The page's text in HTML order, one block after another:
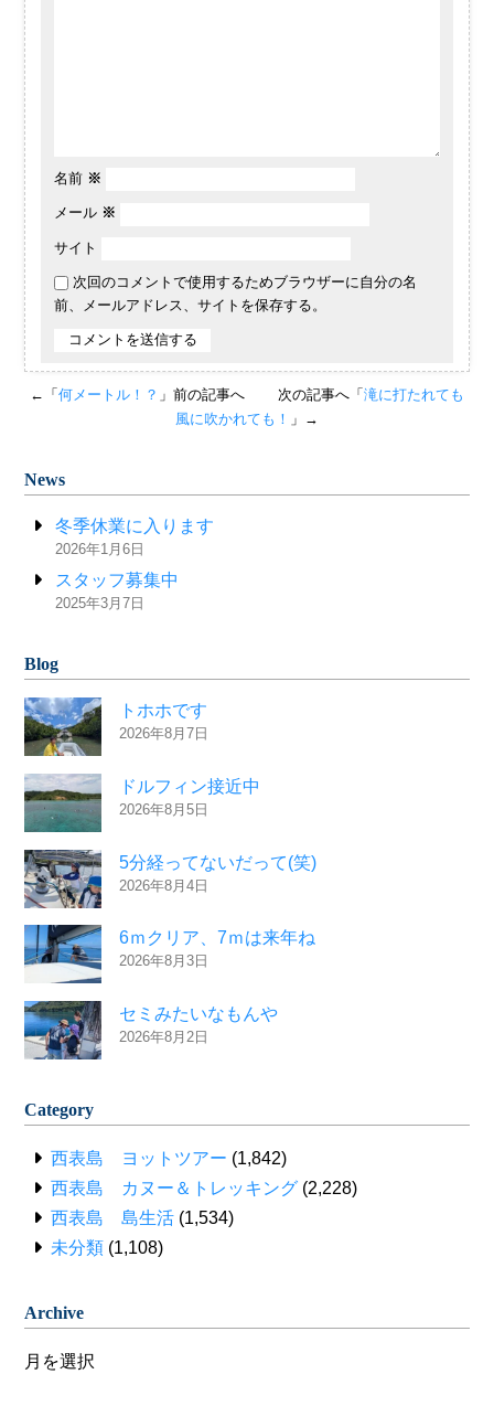
名前 ※
メール ※
サイト
次回のコメントで使用するためブラウザーに自分の名
前、メールアドレス、サイトを保存する。
←「何メートル！？ 」前の記事へ 次の記事へ「滝に打たれても
風に吹かれても！ 」→
News
冬季休業に入ります
2026年1月6日
スタッフ募集中
2025年3月7日
Blog
トホホです
2026年8月7日
ドルフィン接近中
2026年8月5日
5分経ってないだって(笑)
2026年8月4日
6ｍクリア、7ｍは来年ね
2026年8月3日
セミみたいなもんや
2026年8月2日
Category
西表島 ヨットツアー (1,842)
西表島 カヌー＆トレッキング (2,228)
西表島 島生活 (1,534)
未分類 (1,108)
Archive
Archive